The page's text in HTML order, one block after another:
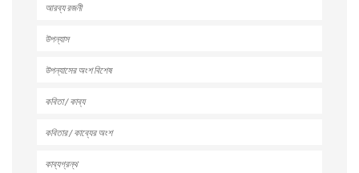
আরব্য রজনী
উপন্যাস
উপন্যাসের অংশ বিশেষ
কবিতা / কাব্য
কবিতার / কাব্যের অংশ
কাব্যগ্রন্থ